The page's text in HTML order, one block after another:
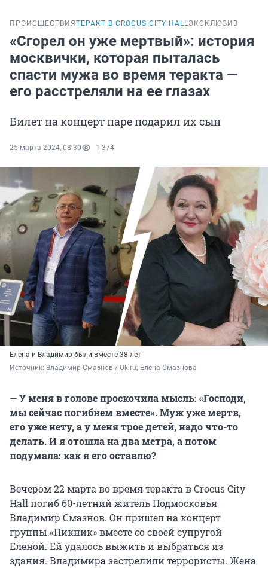
ПРОИСШЕСТВИЯ ТЕРАКТ В CROCUS CITY HALLЭКСКЛЮЗИВ
«Сгорел он уже мертвый»: история
москвички, которая пыталась
спасти мужа во время теракта —
его расстреляли на ее глазах
Билет на концерт паре подарил их сын
25 марта 2024, 08:30 1 374
Елена и Владимир были вместе 38 лет
Источник: Владимир Смазнов / Ok.ru; Елена Смазнова
— У меня в голове проскочила мысль: «Господи,
мы сейчас погибнем вместе». Муж уже мертв,
его уже нету, а у меня трое детей, надо что-то
делать. И я отошла на два метра, а потом
подумала: как я его оставлю?
Вечером 22 марта во время теракта в Crocus City
Hall погиб 60-летний житель Подмосковья
Владимир Смазнов. Он пришел на концерт
группы «Пикник» вместе со своей супругой
Еленой. Ей удалось выжить и выбраться из
здания. Владимира застрелили террористы. Жена